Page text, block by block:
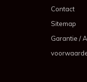
Contact
Sitemap
Garantie /